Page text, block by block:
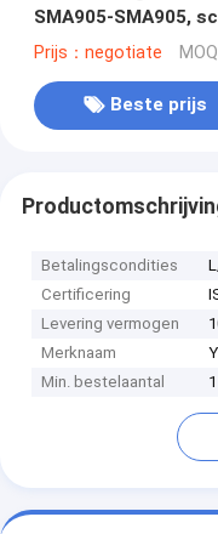
SMA905-SMA905,
patchkabels
Prijs：negotiate
Beste prijs
Betalingscondities
Certificering
Levering vermogen
Merknaam
Min. bestelaantal
1